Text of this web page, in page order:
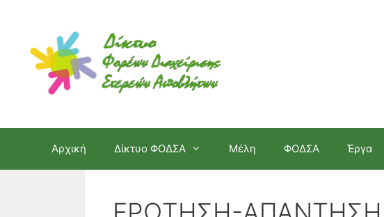
περιεχόμενο
Αρχική Δίκτυο ΦΟΔΣΑ Μέλη ΦΟΔΣΑ Έργα